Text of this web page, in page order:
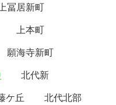
冨居新町
上本町
願海寺新町
北代新
ケ丘
北代北部